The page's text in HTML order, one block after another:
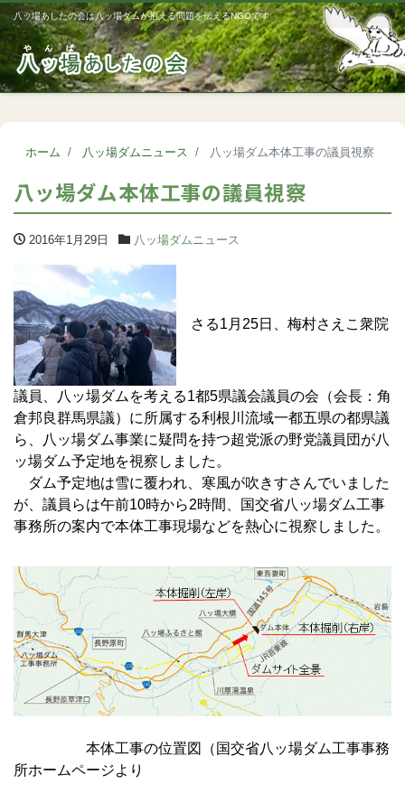
八ッ場あしたの会は八ッ場ダムが抱える問題を伝えるNGOです
ホーム 八ッ場ダムニュース 八ッ場ダム本体工事の議員視察
八ッ場ダム本体工事の議員視察
2016年1月29日 八ッ場ダムニュース
さる1月25日、梅村さえこ衆院
議員、八ッ場ダムを考える1都5県議会議員の会（会長：角
倉邦良群馬県議）に所属する利根川流域一都五県の都県議
ら、八ッ場ダム事業に疑問を持つ超党派の野党議員団が八
ッ場ダム予定地を視察しました。
ダム予定地は雪に覆われ、寒風が吹きすさんでいました
が、議員らは午前10時から2時間、国交省八ッ場ダム工事
事務所の案内で本体工事現場などを熱心に視察しました。
本体工事の位置図（国交省八ッ場ダム工事事務
所ホームページより